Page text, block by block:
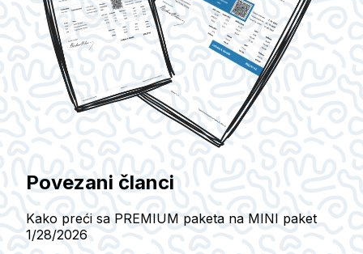
Povezani članci
Kako preći sa PREMIUM paketa na MINI paket
1/28/2026